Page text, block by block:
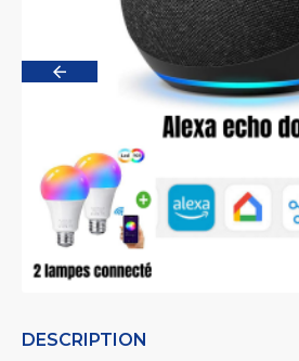
DESCRIPTION